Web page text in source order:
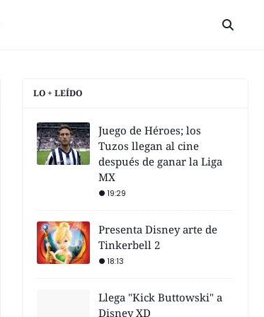
LO + LEÍDO
Juego de Héroes; los
Tuzos llegan al cine
después de ganar la Liga
MX
19:29
Presenta Disney arte de
Tinkerbell 2
18:13
Llega "Kick Buttowski" a
Disney XD